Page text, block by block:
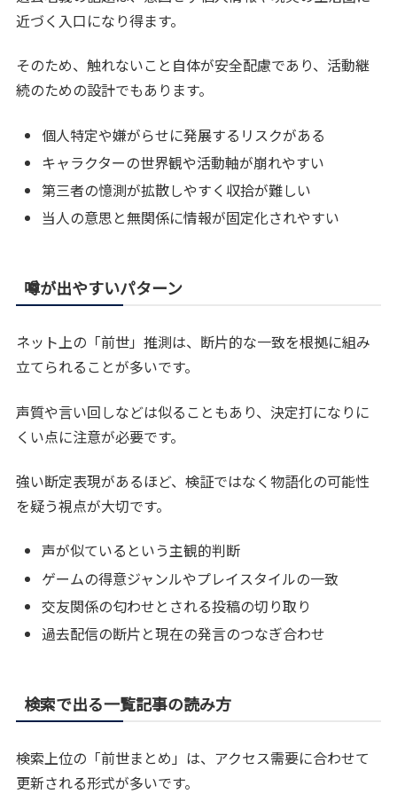
近づく入口になり得ます。
そのため、触れないこと自体が安全配慮であり、活動継
続のための設計でもあります。
個人特定や嫌がらせに発展するリスクがある
キャラクターの世界観や活動軸が崩れやすい
第三者の憶測が拡散しやすく収拾が難しい
当人の意思と無関係に情報が固定化されやすい
噂が出やすいパターン
ネット上の「前世」推測は、断片的な一致を根拠に組み
立てられることが多いです。
声質や言い回しなどは似ることもあり、決定打になりに
くい点に注意が必要です。
強い断定表現があるほど、検証ではなく物語化の可能性
を疑う視点が大切です。
声が似ているという主観的判断
ゲームの得意ジャンルやプレイスタイルの一致
交友関係の匂わせとされる投稿の切り取り
過去配信の断片と現在の発言のつなぎ合わせ
検索で出る一覧記事の読み方
検索上位の「前世まとめ」は、アクセス需要に合わせて
更新される形式が多いです。